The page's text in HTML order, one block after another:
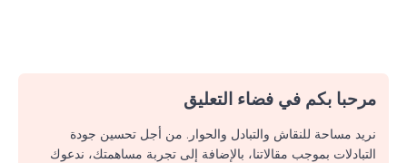
مرحبا بكم في فضاء التعليق
نريد مساحة للنقاش والتبادل والحوار. من أجل تحسين جودة
التبادلات بموجب مقالاتنا، بالإضافة إلى تجربة مساهمتك، ندعوك